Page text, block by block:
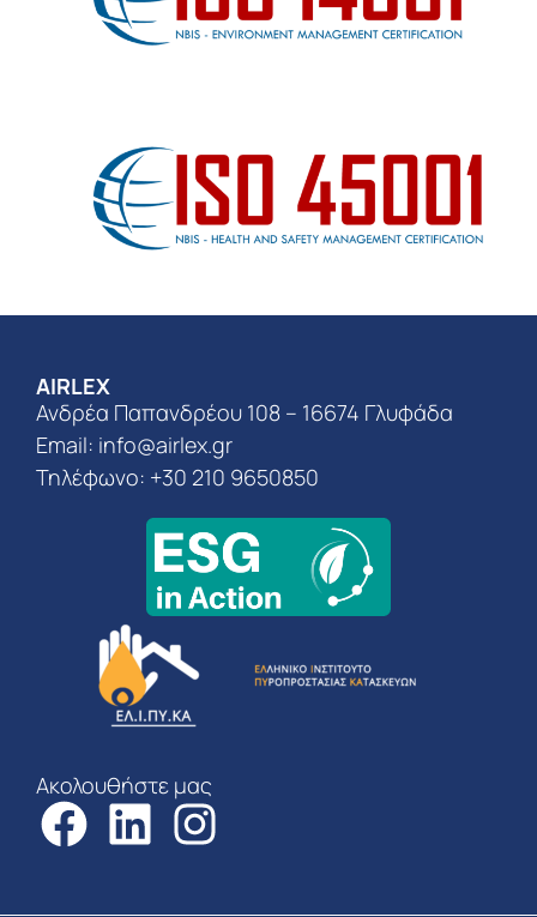
AIRLEX
Ανδρέα Παπανδρέου 108 – 16674 Γλυφάδα
Email: info@airlex.gr
Τηλέφωνο: +30 210 9650850
Ακολουθήστε μας